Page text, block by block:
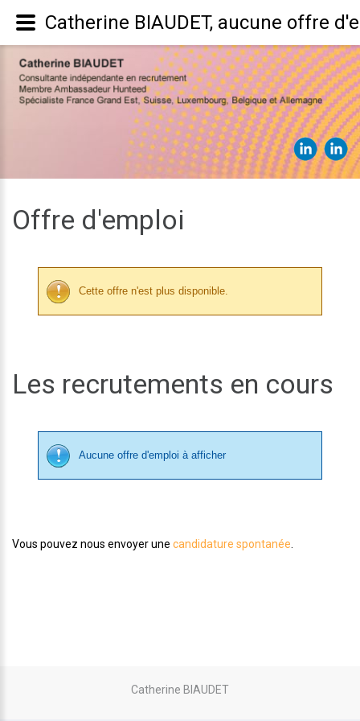
Offre d'emploi
Cette offre n'est plus disponible.
Les recrutements en cours
Aucune offre d'emploi à afficher
Vous pouvez nous envoyer une candidature spontanée
Catherine BIAUDET
Catherine BIAUDET, aucune offre